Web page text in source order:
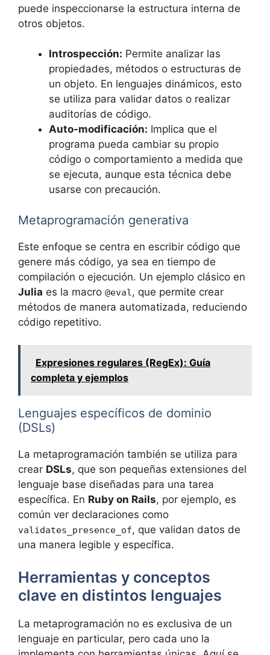
puede inspeccionarse la estructura interna de
otros objetos.
Introspección: Permite analizar las
propiedades, métodos o estructuras de
un objeto. En lenguajes dinámicos, esto
se utiliza para validar datos o realizar
auditorías de código.
Auto-modificación: Implica que el
programa pueda cambiar su propio
código o comportamiento a medida que
se ejecuta, aunque esta técnica debe
usarse con precaución.
Metaprogramación generativa
Este enfoque se centra en escribir código que
genere más código, ya sea en tiempo de
compilación o ejecución. Un ejemplo clásico en
Julia es la macro @eval, que permite crear
métodos de manera automatizada, reduciendo
código repetitivo.
Expresiones regulares (RegEx): Guía
completa y ejemplos
Lenguajes específicos de dominio
(DSLs)
La metaprogramación también se utiliza para
crear DSLs, que son pequeñas extensiones del
lenguaje base diseñadas para una tarea
específica. En Ruby on Rails, por ejemplo, es
común ver declaraciones como
validates_presence_of, que validan datos de
una manera legible y específica.
Herramientas y conceptos
clave en distintos lenguajes
La metaprogramación no es exclusiva de un
lenguaje en particular, pero cada uno la